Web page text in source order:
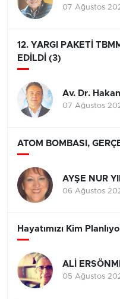
07 Ağustos
12. YARGI PAKETİ
EDİLDİ (3)
Av. Dr.
07 Ağustos
ATOM BOMBASI,
AYŞE NUR
06 Ağustos
Hayatımızı Kim
ALİ
05 Ağustos